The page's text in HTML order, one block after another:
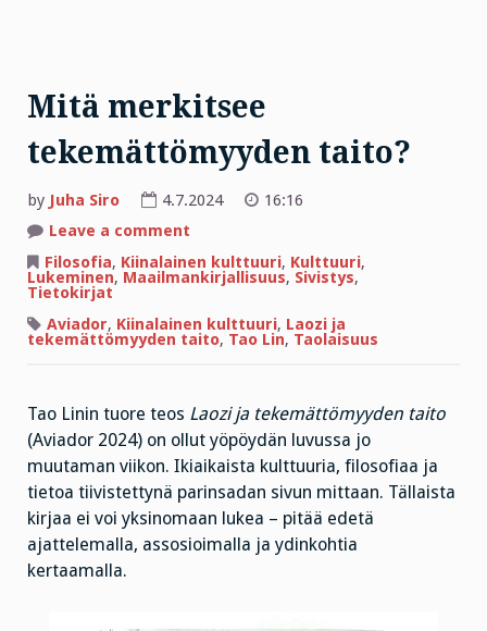
Mitä merkitsee
tekemättömyyden taito?
by Juha Siro 4.7.2024
16:16
Leave a comment
merkitsee
tekemättömyyden
taito?
Filosofia, Kiinalainen kulttuuri, Kulttuuri,
Lukeminen, Maailmankirjallisuus, Sivistys,
Tietokirjat
Aviador, Kiinalainen kulttuuri, Laozi ja
tekemättömyyden taito, Tao Lin, Taolaisuus
Tao Linin tuore teos Laozi ja tekemättömyyden taito
(Aviador 2024) on ollut yöpöydän luvussa jo
muutaman viikon. Ikiaikaista kulttuuria, filosofiaa ja
tietoa tiivistettynä parinsadan sivun mittaan. Tällaista
kirjaa ei voi yksinomaan lukea – pitää edetä
ajattelemalla, assosioimalla ja ydinkohtia
kertaamalla.